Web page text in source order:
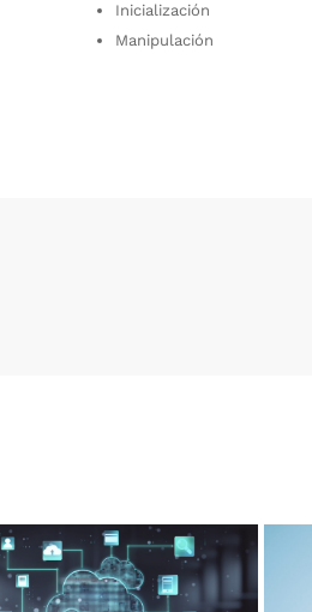
Inicialización
Manipulación